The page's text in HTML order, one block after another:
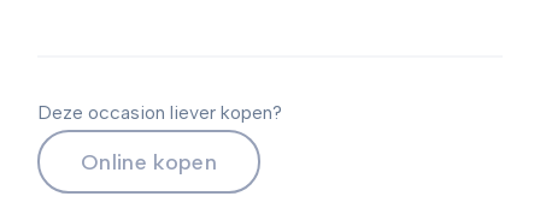
Deze occasion liever kopen?
Online kopen